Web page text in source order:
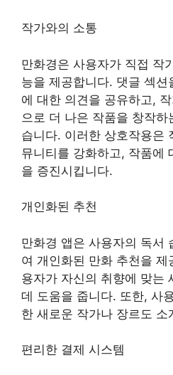
작가와의 소통
만화경은 사용자가 직접 작
능을 제공합니다. 댓글 섹
에 대한 의견을 공유하고,
으로 더 나은 작품을 창작
습니다. 이러한 상호작용은
뮤니티를 강화하고, 작품에
을 증진시킵니다.
개인화된 추천
만화경 앱은 사용자의 독서
여 개인화된 만화 추천을
용자가 자신의 취향에 맞는
데 도움을 줍니다. 또한, 사
한 새로운 작가나 장르도 소
편리한 결제 시스템